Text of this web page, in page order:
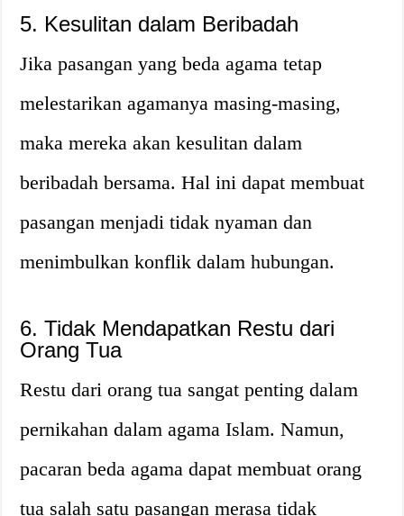
5. Kesulitan dalam Beribadah
Jika pasangan yang beda agama tetap
melestarikan agamanya masing-masing,
maka mereka akan kesulitan dalam
beribadah bersama. Hal ini dapat membuat
pasangan menjadi tidak nyaman dan
menimbulkan konflik dalam hubungan.
6. Tidak Mendapatkan Restu dari
Orang Tua
Restu dari orang tua sangat penting dalam
pernikahan dalam agama Islam. Namun,
pacaran beda agama dapat membuat orang
tua salah satu pasangan merasa tidak